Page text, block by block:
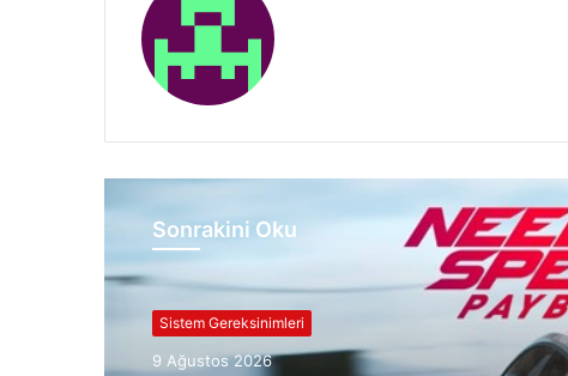
Sonrakini Oku
Sistem Gereksinimleri
9 Ağustos 2026